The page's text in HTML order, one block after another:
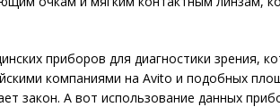
приборов для диагностики зрения,
компаниями на Avito и подобных
закон. А вот использование данных